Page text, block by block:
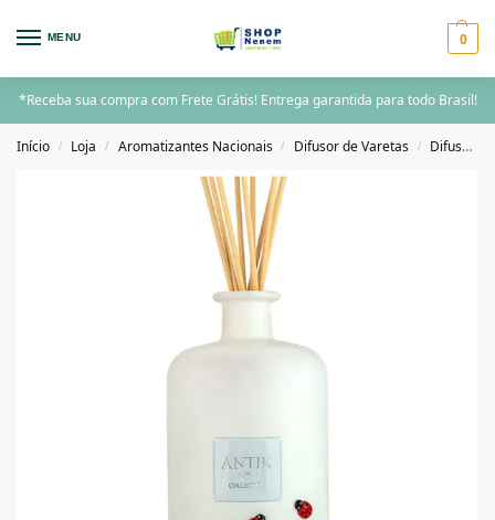
MENU 0
*Receba sua compra com Frete Grátis! Entrega garantida para todo Brasil!
Início / Loja / Aromatizantes Nacionais / Difusor de Varetas / Difusor de Varetas 200ML acima